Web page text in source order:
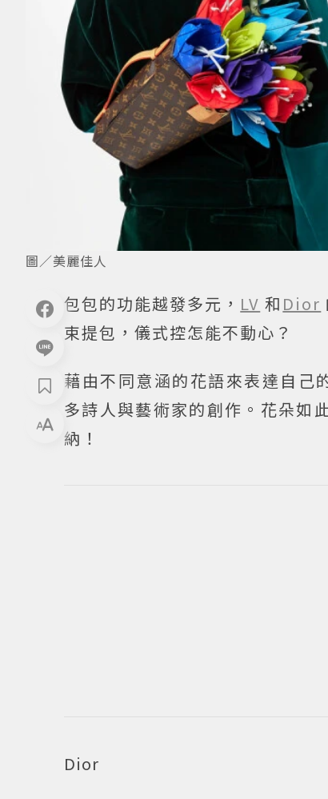
圖／美麗佳人
包包的功能越發多元， LV 和 Dior
束提包，儀式控怎能不動心？
藉由不同意涵的花語來表達自己
多詩人與藝術家的創作。花朵如
納！
Dior